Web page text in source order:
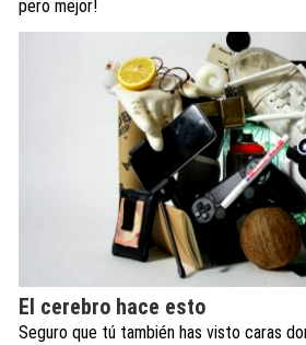
pero mejor!
El cerebro hace esto
Seguro que tú también has visto caras